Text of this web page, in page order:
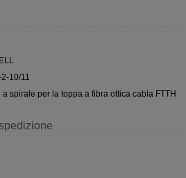
10/11
a spirale per la toppa a fibra ottica cabla FTTH